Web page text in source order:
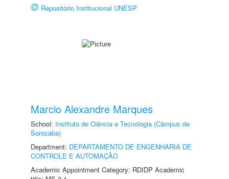
Repositório Institucional UNESP
Marcio Alexandre Marques
School: Instituto de Ciência e Tecnologia (Câmpus de
Sorocaba)
Department: DEPARTAMENTO DE ENGENHARIA DE
CONTROLE E AUTOMAÇÃO
Academic Appointment Category: RDIDP Academic